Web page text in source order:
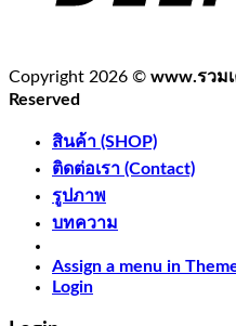
Copyright 2026 © www.รวม
Reserved
สินค้า (SHOP)
ติดต่อเรา (Contact)
รูปภาพ
บทความ
Assign a menu in
Login